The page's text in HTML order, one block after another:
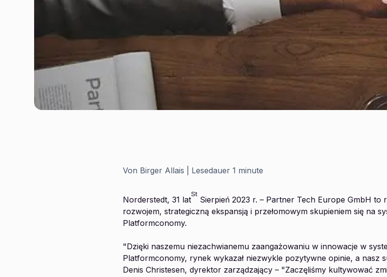
Von Birger Allais | Lesedauer 1 minute
Norderstedt, 31 lat
St
Sierpień 2023 r. – Partner Tech Europe GmbH to
rozwojem, strategiczną ekspansją i przełomowym skupieniem się na
Platformconomy.
"Dzięki naszemu niezachwianemu zaangażowaniu w innowacje w
Platformconomy, rynek wykazał niezwykle pozytywne opinie, a nasz
Denis Christesen, dyrektor zarządzający – "Zaczęliśmy kultywować